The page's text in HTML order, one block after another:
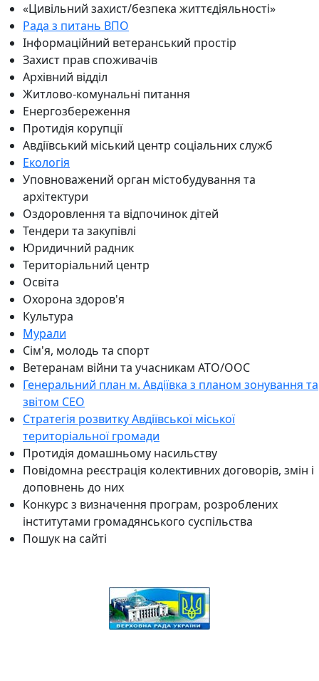
«Цивільний захист/безпека життєдіяльності»
Рада з питань ВПО
Інформаційний ветеранський простір
Захист прав споживачів
Архівний відділ
Житлово-комунальні питання
Енергозбереження
Протидія корупції
Авдіївський міський центр соціальних служб
Екологія
Уповноважений орган містобудування та
архітектури
Оздоровлення та відпочинок дітей
Тендери та закупівлі
Юридичний радник
Територіальний центр
Освіта
Охорона здоров'я
Культура
Мурали
Сім'я, молодь та спорт
Ветеранам війни та учасникам АТО/ООС
Генеральний план м. Авдіївка з планом зонування та
звітом СЕО
Стратегія розвитку Авдіївської міської
територіальної громади
Протидія домашньому насильству
Повідомна реєстрація колективних договорів, змін і
доповнень до них
Конкурс з визначення програм, розроблених
інститутами громадянського суспільства
Пошук на сайті